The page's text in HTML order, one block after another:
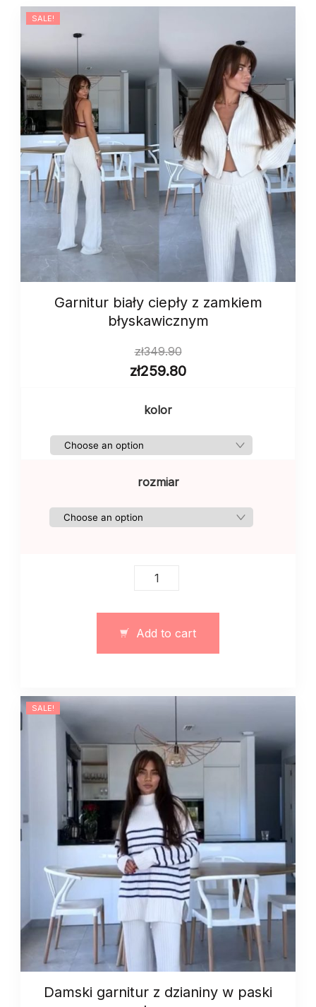
SALE!
Garnitur biały ciepły z zamkiem
błyskawicznym
zł349.90
zł259.80
kolor
rozmiar
Garnitur
zamkiem
błyskawicznym
Add to cart
SALE!
Damski garnitur z dzianiny w paski